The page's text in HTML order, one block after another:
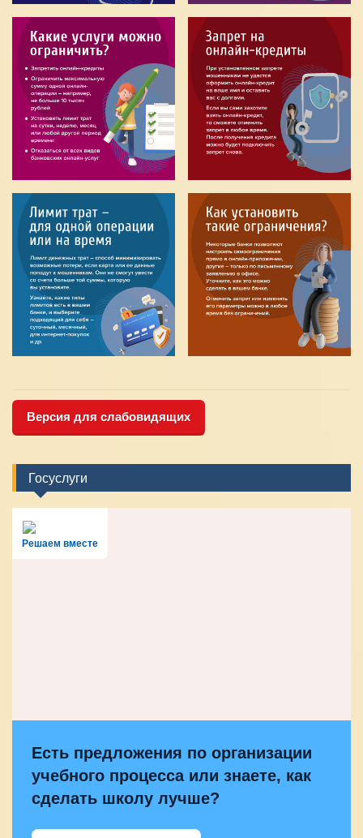
Версия для слабовидящих
Госуслуги
Решаем вместе
Есть предложения по организации
учебного процесса или знаете, как
сделать школу лучше?